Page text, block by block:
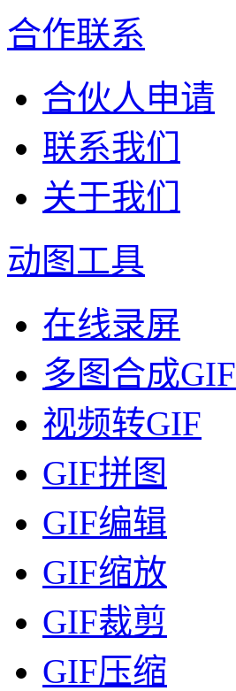
合作联系
合伙人申请
联系我们
关于我们
动图工具
在线录屏
多图合成GIF
视频转GIF
GIF拼图
GIF编辑
GIF缩放
GIF裁剪
GIF压缩